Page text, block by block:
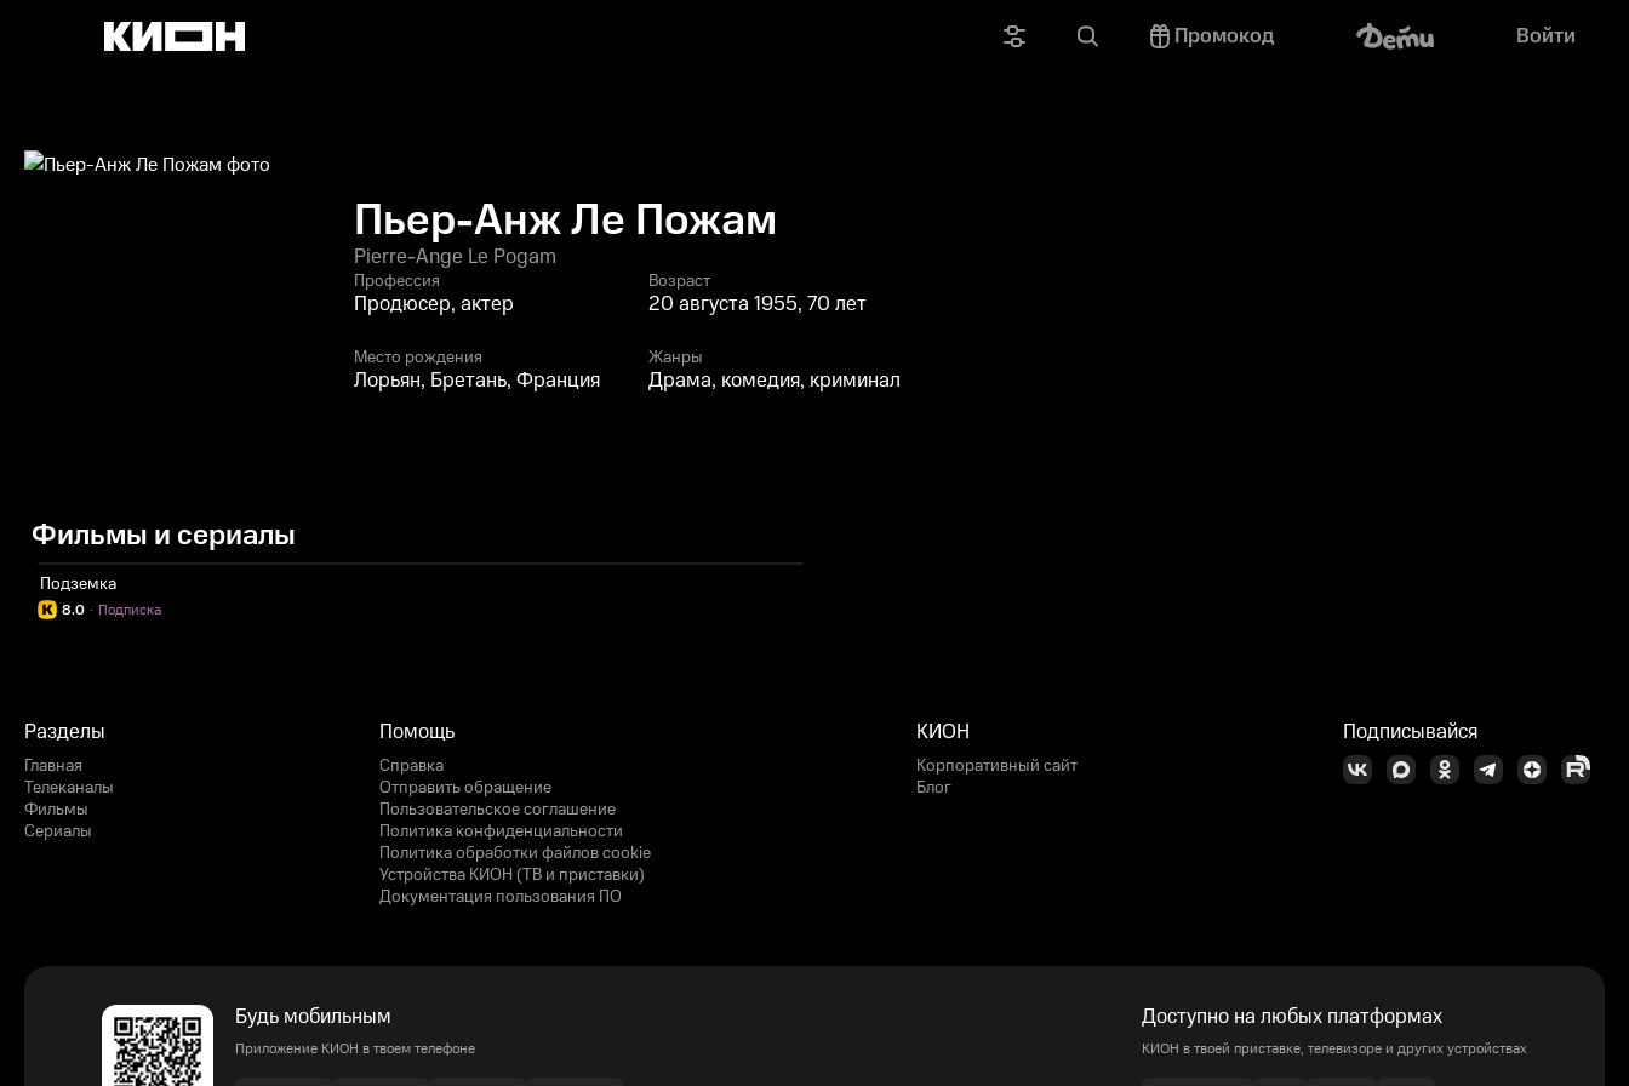
Промокод Войти
Пьер-Анж Ле Пожам
Pierre-Ange Le Pogam
Профессия
Продюсер, актер
Возраст
20 августа 1955, 70 лет
Место рождения
Лорьян, Бретань, Франция
Жанры
Драма, комедия, криминал
Фильмы и сериалы
Подземка
8.0 Подписка
·
Разделы
Главная
Телеканалы
Фильмы
Сериалы
Помощь
Справка
Отправить обращение
Пользовательское соглашение
Политика конфиденциальности
Политика обработки файлов cookie
Устройства КИОН (ТВ и приставки)
Документация пользования ПО
КИОН
Корпоративный сайт
Блог
Подписывайся
Будь мобильным
Приложение КИОН в твоем телефоне
Доступно на любых платформах
КИОН в твоей приставке, телевизоре и других устройствах